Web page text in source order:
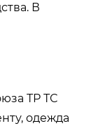
В
ТР ТС
одежда